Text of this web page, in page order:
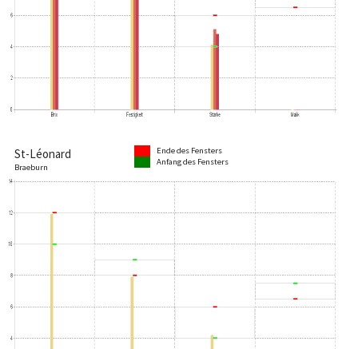
St-Léonard
Braeburn
Ende des Fensters
Anfang des Fensters